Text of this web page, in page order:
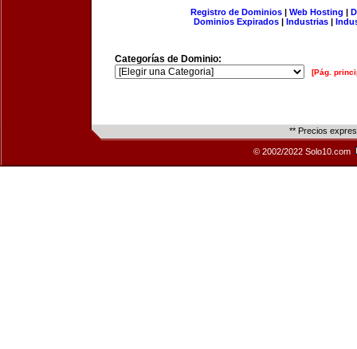
Registro de Dominios| Web Hosting |
Dominios Expirados | Industrias |
Categorías de Dominio:
[Pág.
** Precios
© 2002/2022 Solo10.com